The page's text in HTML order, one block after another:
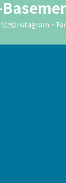
式Instagram・